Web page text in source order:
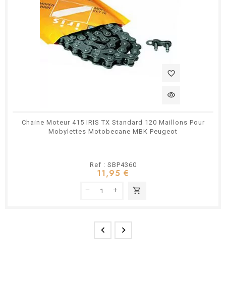
favorite_border
visibility
Chaine Moteur 415 IRIS TX Standard 120 Maillons Pour
Mobylettes Motobecane MBK Peugeot
Ref : SBP4360
11,95 €
shopping_cart
 